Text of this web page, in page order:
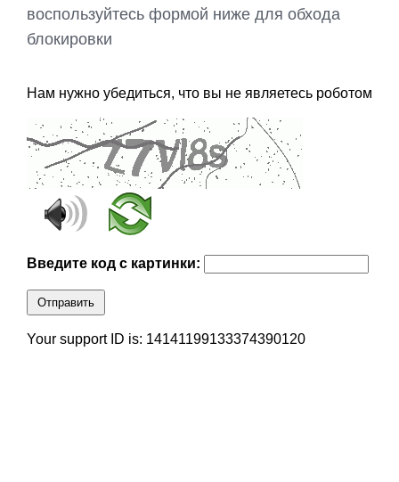
воспользуйтесь формой ниже для обхода
блокировки
Нам нужно убедиться, что вы не являетесь роботом
Введите код с картинки:
Отправить
Your support ID is: 14141199133374390120